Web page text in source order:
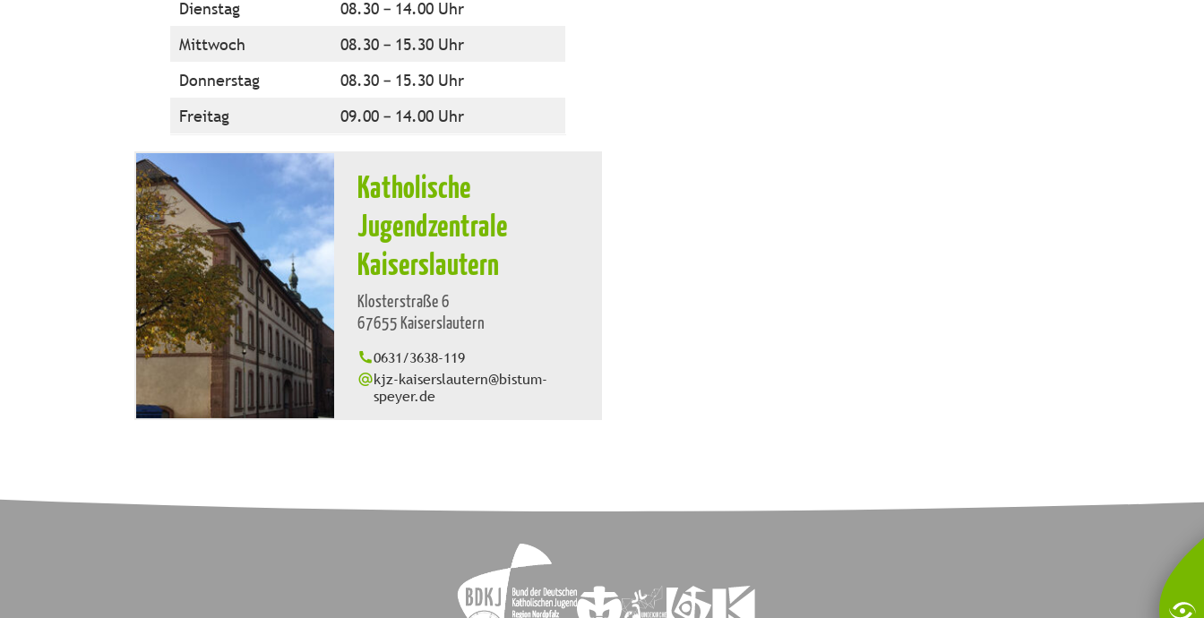
Dienstag
08.30 – 14.00 Uhr
Mittwoch
08.30 – 15.30 Uhr
Donnerstag
08.30 – 15.30 Uhr
Freitag
09.00 – 14.00 Uhr
Katholische
Jugendzentrale
Kaiserslautern
Klosterstraße 6
67655 Kaiserslautern
0631/3638-119
kjz-kaiserslautern@bistum-
speyer.de